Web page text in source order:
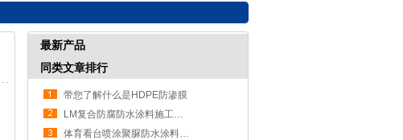
最新产品
同类文章排行
带您了解什么是HDPE防渗膜
LM复合防腐防水涂料施工哪些需要注意的？
体育看台喷涂聚脲防水涂料施工